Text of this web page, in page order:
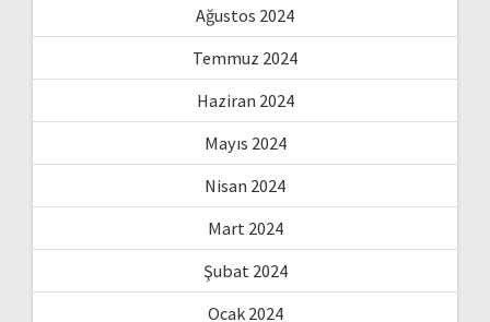
Ağustos 2024
Temmuz 2024
Haziran 2024
Mayıs 2024
Nisan 2024
Mart 2024
Şubat 2024
Ocak 2024